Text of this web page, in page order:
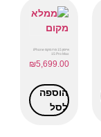
אייפון 15 פרו מקס iPhone
15 Pro Max
₪5,699.00
הוספה
לסל